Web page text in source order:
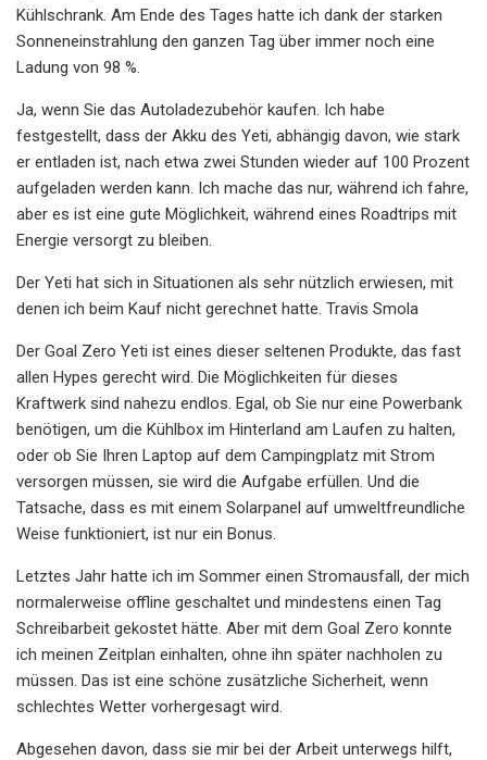
Kühlschrank. Am Ende des Tages hatte ich dank der starken
Sonneneinstrahlung den ganzen Tag über immer noch eine
Ladung von 98 %.
Ja, wenn Sie das Autoladezubehör kaufen. Ich habe
festgestellt, dass der Akku des Yeti, abhängig davon, wie stark
er entladen ist, nach etwa zwei Stunden wieder auf 100 Prozent
aufgeladen werden kann. Ich mache das nur, während ich fahre,
aber es ist eine gute Möglichkeit, während eines Roadtrips mit
Energie versorgt zu bleiben.
Der Yeti hat sich in Situationen als sehr nützlich erwiesen, mit
denen ich beim Kauf nicht gerechnet hatte. Travis Smola
Der Goal Zero Yeti ist eines dieser seltenen Produkte, das fast
allen Hypes gerecht wird. Die Möglichkeiten für dieses
Kraftwerk sind nahezu endlos. Egal, ob Sie nur eine Powerbank
benötigen, um die Kühlbox im Hinterland am Laufen zu halten,
oder ob Sie Ihren Laptop auf dem Campingplatz mit Strom
versorgen müssen, sie wird die Aufgabe erfüllen. Und die
Tatsache, dass es mit einem Solarpanel auf umweltfreundliche
Weise funktioniert, ist nur ein Bonus.
Letztes Jahr hatte ich im Sommer einen Stromausfall, der mich
normalerweise offline geschaltet und mindestens einen Tag
Schreibarbeit gekostet hätte. Aber mit dem Goal Zero konnte
ich meinen Zeitplan einhalten, ohne ihn später nachholen zu
müssen. Das ist eine schöne zusätzliche Sicherheit, wenn
schlechtes Wetter vorhergesagt wird.
Abgesehen davon, dass sie mir bei der Arbeit unterwegs hilft,